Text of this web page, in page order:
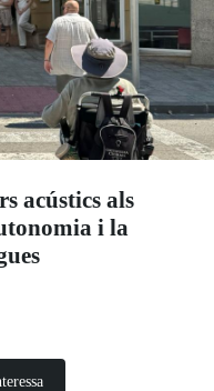
acústics als
i la